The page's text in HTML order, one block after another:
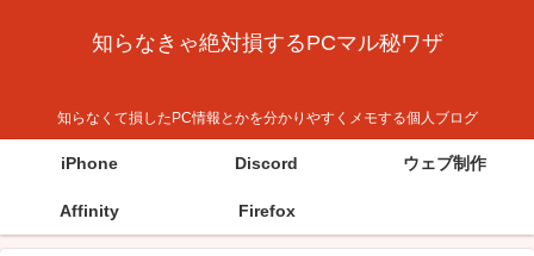
知らなきゃ絶対損するPCマル秘ワザ
知らなくて損したPC情報とかを分かりやすくメモする個人ブログ
iPhone Discord ウェブ制作
Affinity Firefox